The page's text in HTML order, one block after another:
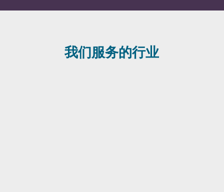
我们服务的行业